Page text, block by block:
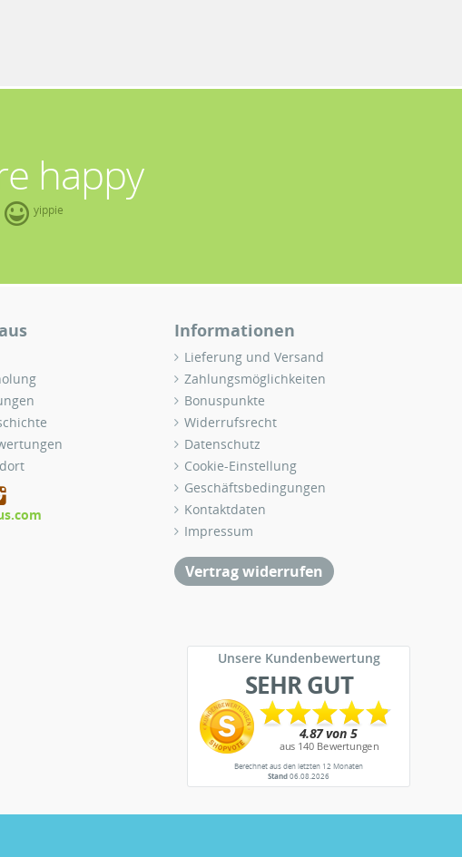
happy
yippie
Informationen
Lieferung und Versand
Zahlungsmöglichkeiten
Bonuspunkte
Widerrufsrecht
Datenschutz
Cookie-Einstellung
Geschäftsbedingungen
Kontaktdaten
Impressum
Vertrag widerrufen
Unsere Kundenbewertung
SEHR GUT
Berechnet aus den letzten 12 Monaten
Stand06.08.2026